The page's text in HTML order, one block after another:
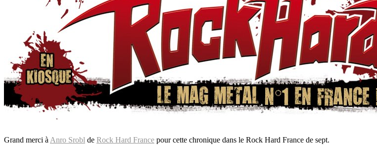
Grand merci àAnro Srobl de Rock Hard France pour cette chronique dans le Rock Hard France de sept.